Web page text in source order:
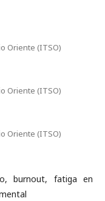
Oriente (ITSO)
Oriente (ITSO)
Oriente (ITSO)
burnout, fatiga en